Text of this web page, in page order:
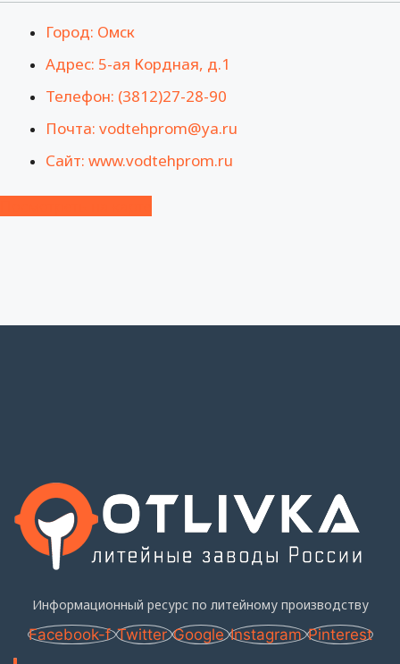
Город: Омск
Адрес: 5-ая Кордная, д.1
Телефон: (3812)27-28-90
Почта: vodtehprom@ya.ru
Сайт: www.vodtehprom.ru
Информационный ресурс по литейному производству
Facebook-f Twitter Google Instagram Pinterest